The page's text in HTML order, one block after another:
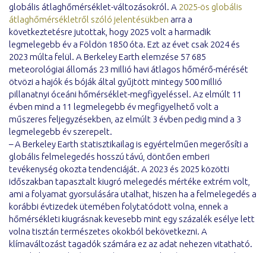
globális átlaghőmérséklet-változásokról. A 2025-ös globális
átlaghőmérsékletről szóló jelentésükben arra a
következtetésre jutottak, hogy 2025 volt a harmadik
legmelegebb év a Földön 1850 óta. Ezt az évet csak 2024 és
2023 múlta felül. A Berkeley Earth elemzése 57 685
meteorológiai állomás 23 millió havi átlagos hőmérő-mérését
ötvözi a hajók és bóják által gyűjtött mintegy 500 millió
pillanatnyi óceáni hőmérséklet-megfigyeléssel. Az elmúlt 11
évben mind a 11 legmelegebb év megfigyelhető volt a
műszeres feljegyzésekben, az elmúlt 3 évben pedig mind a 3
legmelegebb év szerepelt.
– A Berkeley Earth statisztikailag is egyértelműen megerősíti a
globális felmelegedés hosszú távú, döntően emberi
tevékenység okozta tendenciáját. A 2023 és 2025 közötti
időszakban tapasztalt kiugró melegedés mértéke extrém volt,
ami a folyamat gyorsulására utalhat, hiszen ha a felmelegedés a
korábbi évtizedek ütemében folytatódott volna, ennek a
hőmérsékleti kiugrásnak kevesebb mint egy százalék esélye lett
volna tisztán természetes okokból bekövetkezni. A
klímaváltozást tagadók számára ez az adat nehezen vitatható.